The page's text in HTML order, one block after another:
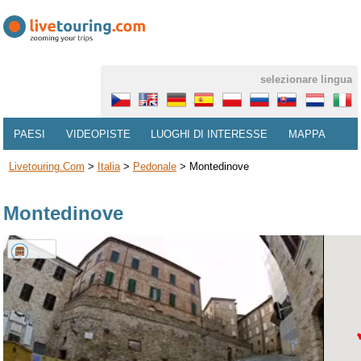
selezionare lingua
PAESI VIDEOPISTE LUOGHI DI INTERESSE MAPPA
Livetouring.com > Italia> Pedonale> Montedinove
Montedinove